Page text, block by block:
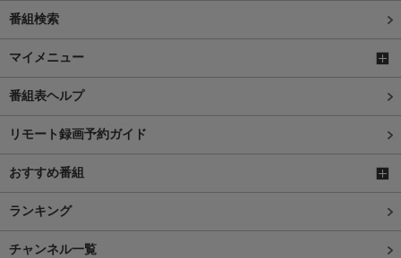
番組検索
マイメニュー
番組表ヘルプ
リモート録画予約ガイド
おすすめ番組
ランキング
チャンネル一覧